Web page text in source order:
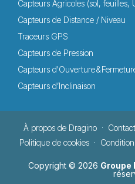
Capteurs Agricoles (sol, feuilles,
Capteurs de Distance / Niveau
Traceurs GPS
Capteurs de Pression
Capteurs d'Ouverture &
Capteurs d’Inclinaison
À propos de Dragino Contact
Politique de cookies
Copyright © 2026 Groupe